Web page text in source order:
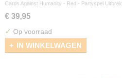
Cards Against Humanity - Red - Partyspel
€ 39,95
✓ Op voorraad
IN WINKELWAGEN